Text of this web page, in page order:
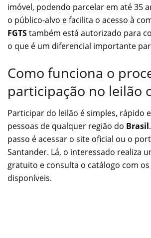
imóvel, podendo parcelar em até 35
o público-alvo e facilita o acesso à
FGTStambém está autorizado para
o que é um diferencial importante
Como funciona o
participação no leilão
Participar do leilão é simples, rápido
pessoas de qualquer região do Brasil
passo é acessar o site oficial ou o
Santander. Lá, o interessado realiza
gratuito e consulta o catálogo com
disponíveis.